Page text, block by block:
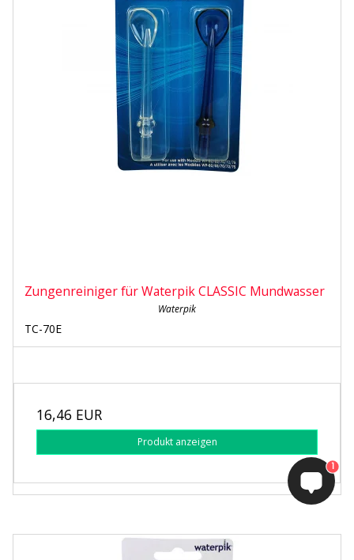
Zungenreiniger für Waterpik CLASSIC Mundwasser
Waterpik
TC-70E
16,46 EUR
Produkt anzeigen
1